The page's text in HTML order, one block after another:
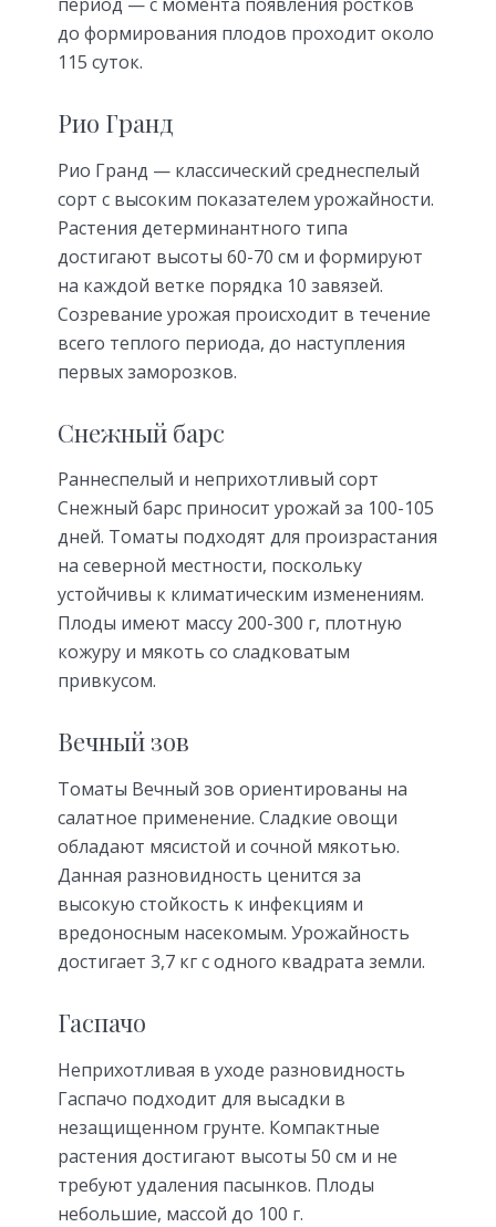
до формирования плодов проходит около
115 суток.
Рио Гранд
Рио Гранд — классический среднеспелый
сорт с высоким показателем урожайности.
Растения детерминантного типа
достигают высоты 60-70 см и формируют
на каждой ветке порядка 10 завязей.
Созревание урожая происходит в течение
всего теплого периода, до наступления
первых заморозков.
Снежный барс
Раннеспелый и неприхотливый сорт
Снежный барс приносит урожай за 100-105
дней. Томаты подходят для произрастания
на северной местности, поскольку
устойчивы к климатическим изменениям.
Плоды имеют массу 200-300 г, плотную
кожуру и мякоть со сладковатым
привкусом.
Вечный зов
Томаты Вечный зов ориентированы на
салатное применение. Сладкие овощи
обладают мясистой и сочной мякотью.
Данная разновидность ценится за
высокую стойкость к инфекциям и
вредоносным насекомым. Урожайность
достигает 3,7 кг с одного квадрата земли.
Гаспачо
Неприхотливая в уходе разновидность
Гаспачо подходит для высадки в
незащищенном грунте. Компактные
растения достигают высоты 50 см и не
требуют удаления пасынков. Плоды
небольшие, массой до 100 г.